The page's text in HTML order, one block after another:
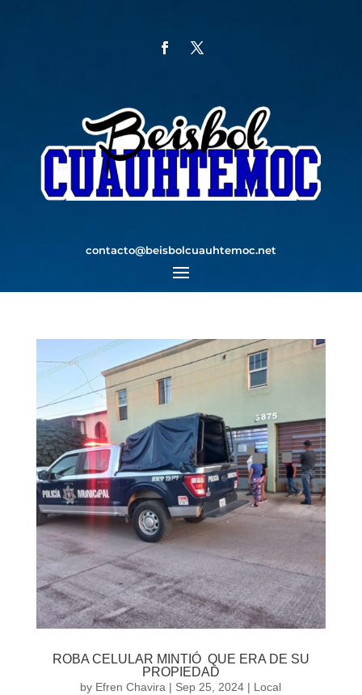
contacto@beisbolcuauhtemoc.net
ROBA CELULAR MINTIÓ QUE ERA DE SU
PROPIEDAD
by Efren Chavira | Sep 25, 2024 | Local